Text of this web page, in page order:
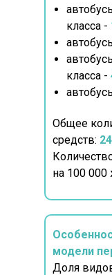
класса -
класса -
Общее
средств:
на 100 000
модели
Доля